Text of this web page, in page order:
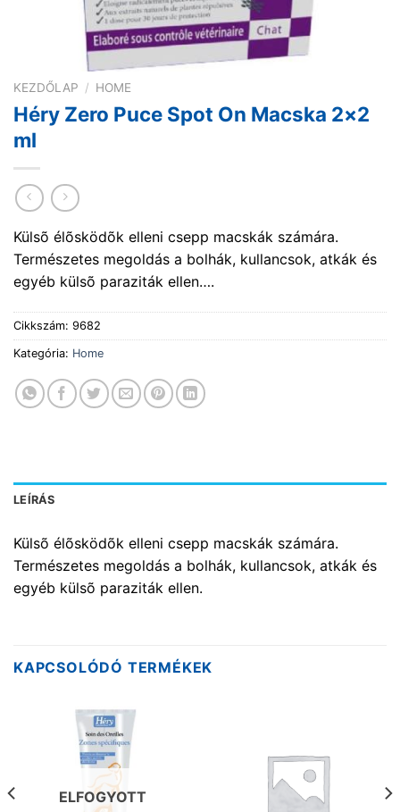
KEZDŐLAP / HOME
Héry Zero Puce Spot On Macska 2×2
ml
Külsõ élõsködõk elleni csepp macskák számára.
Természetes megoldás a bolhák, kullancsok, atkák és
egyéb külsõ paraziták ellen….
Cikkszám: 9682
Kategória: Home
LEÍRÁS
Külsõ élõsködõk elleni csepp macskák számára.
Természetes megoldás a bolhák, kullancsok, atkák és
egyéb külsõ paraziták ellen.
KAPCSOLÓDÓ TERMÉKEK
ELFOGYOTT